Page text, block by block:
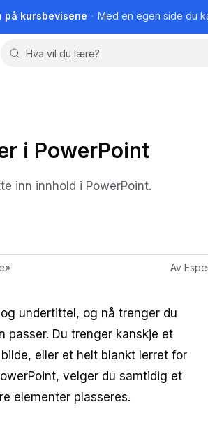
på kursbevisene · Med en egen side du
i PowerPoint
inn innhold i PowerPoint.
» Av
undertittel, og nå trenger du
passer. Du trenger kanskje et
eller et helt blankt lerret for
velger du samtidig et
elementer plasseres.